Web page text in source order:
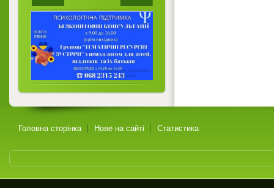
Головна сторінка Нове на сайті Статистика